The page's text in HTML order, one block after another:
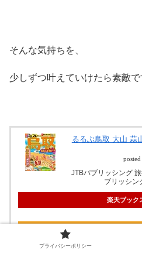
そんな気持ちを、
少しずつ叶えていけたら素敵で
るるぶ鳥取 大山 蒜
JTBパブリッシング
ブリッシン
楽天ブック
プライバシーポリシー